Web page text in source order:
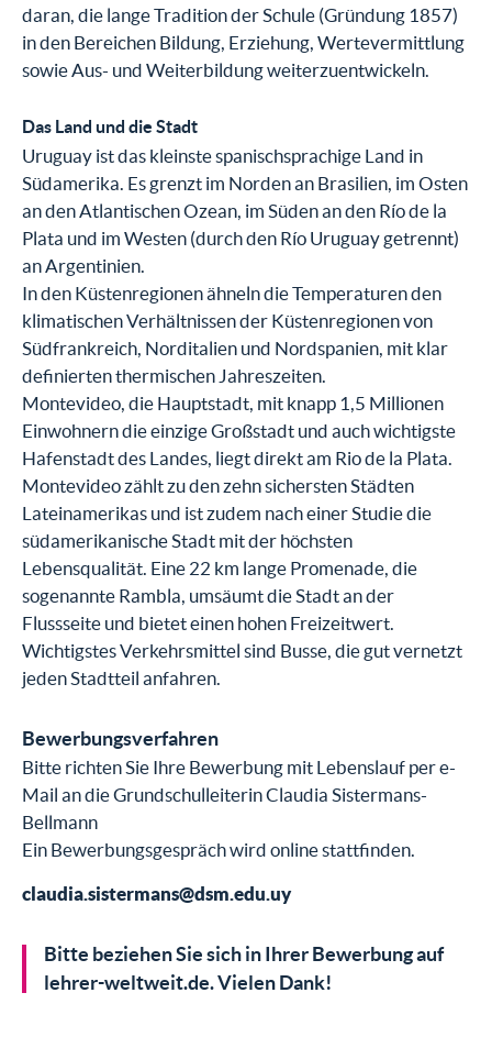
daran, die lange Tradition der Schule (Gründung 1857)
in den Bereichen Bildung, Erziehung, Wertevermittlung
sowie Aus- und Weiterbildung weiterzuentwickeln.
Das Land und die Stadt
Uruguay ist das kleinste spanischsprachige Land in
Südamerika. Es grenzt im Norden an Brasilien, im Osten
an den Atlantischen Ozean, im Süden an den Río de la
Plata und im Westen (durch den Río Uruguay getrennt)
an Argentinien.
In den Küstenregionen ähneln die Temperaturen den
klimatischen Verhältnissen der Küstenregionen von
Südfrankreich, Norditalien und Nordspanien, mit klar
definierten thermischen Jahreszeiten.
Montevideo, die Hauptstadt, mit knapp 1,5 Millionen
Einwohnern die einzige Großstadt und auch wichtigste
Hafenstadt des Landes, liegt direkt am Rio de la Plata.
Montevideo zählt zu den zehn sichersten Städten
Lateinamerikas und ist zudem nach einer Studie die
südamerikanische Stadt mit der höchsten
Lebensqualität. Eine 22 km lange Promenade, die
sogenannte Rambla, umsäumt die Stadt an der
Flussseite und bietet einen hohen Freizeitwert.
Wichtigstes Verkehrsmittel sind Busse, die gut vernetzt
jeden Stadtteil anfahren.
Bewerbungsverfahren
Bitte richten Sie Ihre Bewerbung mit Lebenslauf per e-
Mail an die Grundschulleiterin Claudia Sistermans-
Bellmann
Ein Bewerbungsgespräch wird online stattfinden.
claudia.sistermans@dsm.edu.uy
Bitte beziehen Sie sich in Ihrer Bewerbung auf
lehrer-weltweit.de. Vielen Dank!